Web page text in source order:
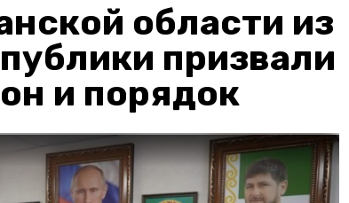
области из
призвали
и порядок